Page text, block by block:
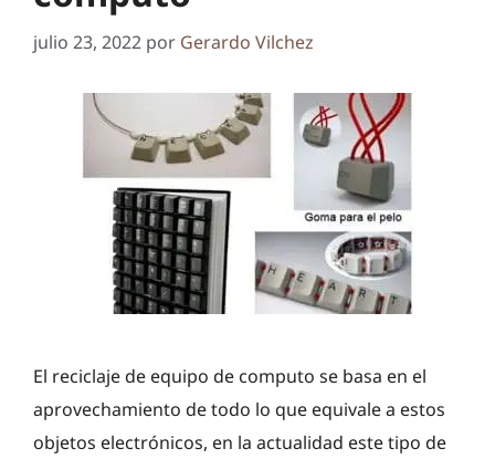
julio 23, 2022 por Gerardo Vilchez
El reciclaje de equipo de computo se basa en el
aprovechamiento de todo lo que equivale a estos
objetos electrónicos, en la actualidad este tipo de